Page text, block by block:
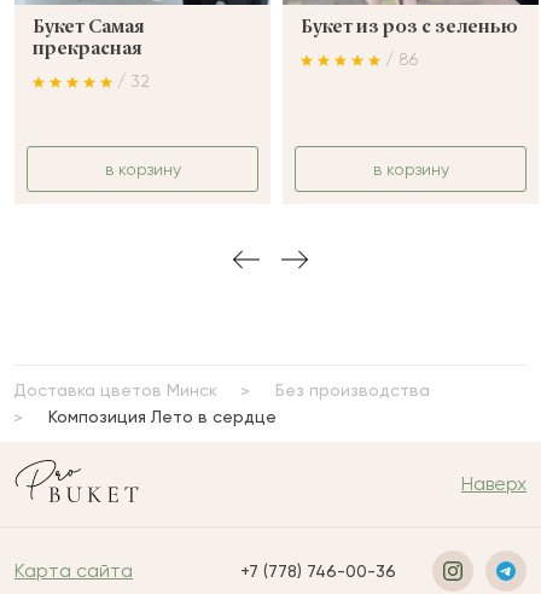
Букет Самая
прекрасная
/ 32
в корзину
Букет из роз с зеленью
/ 86
в корзину
Доставка цветов Минск
Без производства
Композиция Лето в сердце
Наверх
Карта сайта +7 (778) 746-00-36